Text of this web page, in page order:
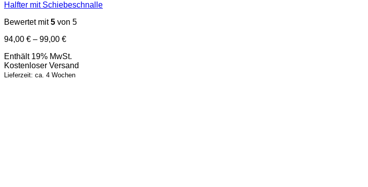
Halfter mit Schiebeschnalle
Bewertet mit5 von 5
94,00 € – 99,00 €Preisspanne:
bis
99,00 €
Enthält 19% MwSt.
Kostenloser Versand
Lieferzeit: ca. 4 Wochen